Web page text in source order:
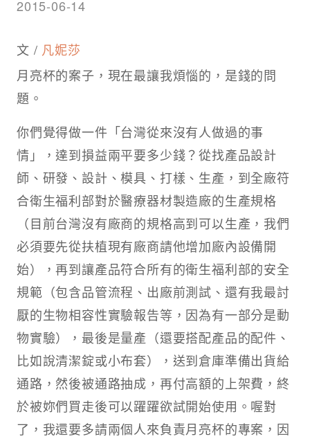
2015-06-14
文 / 凡妮莎
月亮杯的案子，現在最讓我煩惱的，是錢的問
題。
你們覺得做一件「台灣從來沒有人做過的事
情」，達到損益兩平要多少錢？從找產品設計
師、研發、設計、模具、打樣、生產，到全廠符
合衛生福利部對於醫療器材製造廠的生產規格
（目前台灣沒有廠商的規格高到可以生產，我們
必須要先從扶植現有廠商請他增加廠內設備開
始），再到讓產品符合所有的衛生福利部的安全
規範（包含品管流程、出廠前測試、還有我最討
厭的生物相容性實驗報告等，因為有一部分是動
物實驗），最後是量產（還要搭配產品的配件、
比如說清潔錠或小布套），送到倉庫準備出貨給
通路，然後被通路抽成，再付高額的上架費，終
於被妳們買走後可以躍躍欲試開始使用。喔對
了，我還要多請兩個人來負責月亮杯的專案，因